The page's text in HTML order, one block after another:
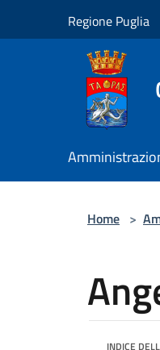
Regione Puglia
Home >
INDICE